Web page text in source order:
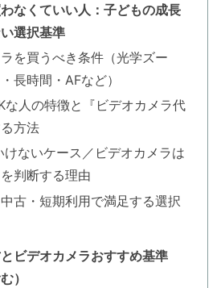
なくていい人：子どもの成長
選択基準
を買うべき条件（光学ズー
長時間・AFなど）
な人の特徴と『ビデオカメラ代
方法
けないケース／ビデオカメラは
判断する理由
古・短期利用で満足する選択
ビデオカメラおすすめ基準
）